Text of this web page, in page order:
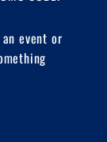
event or